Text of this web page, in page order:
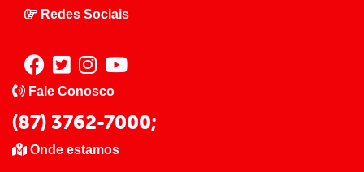
Redes Sociais
Fale Conosco
(87) 3762-7000;
Onde estamos